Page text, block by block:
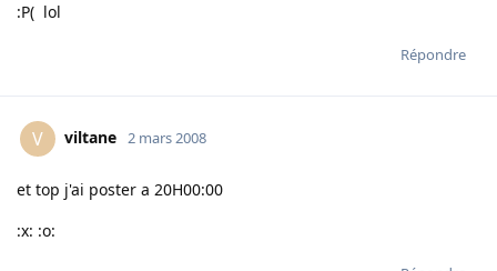
:P( lol
Répondre
V viltane 2 mars 2008
et top j'ai poster a 20H00:00
:x: :o: